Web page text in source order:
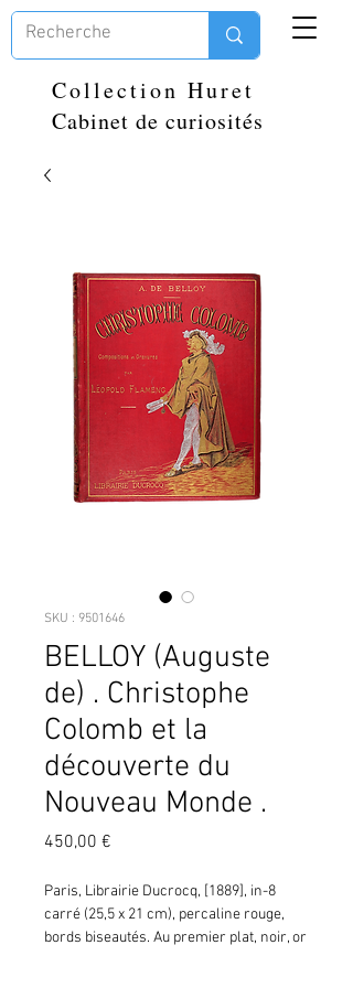
Collection Huret
Cabinet de curiosités
SKU : 9501646
BELLOY (Auguste
de) . Christophe
Colomb et la
découverte du
Nouveau Monde .
450,00 €
Paris, Librairie Ducrocq, [1889], in-8
carré (25,5 x 21 cm), percaline rouge,
bords biseautés. Au premier plat, noir, or